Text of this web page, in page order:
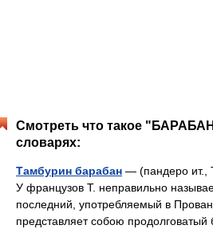
Смотреть что такое
словарях:
Тамбурин барабан — (пандеро ит.,
У французов Т. неправильно
последний, употребляемый в
представляет собою